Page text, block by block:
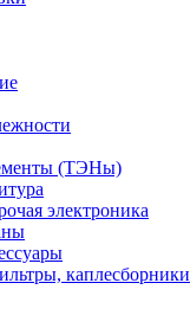
(ТЭНы)
электроника
каплесборники